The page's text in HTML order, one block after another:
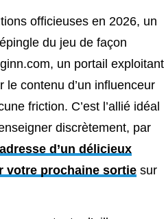
officieuses en 2026, un
du jeu de façon
un portail exploitant
le contenu d’un influenceur
friction. C’est l’allié idéal
discrètement, par
d’un délicieux
votre prochaine sortie sur